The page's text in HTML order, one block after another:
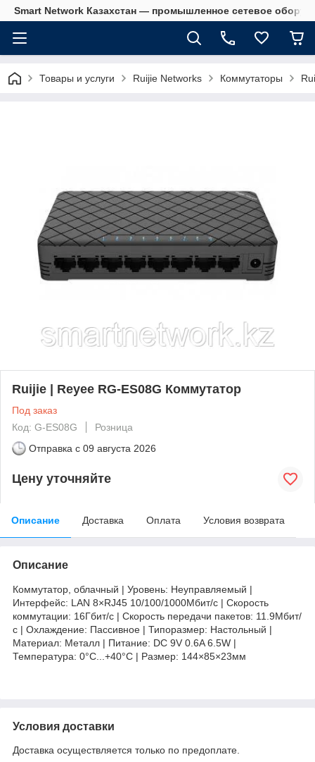
Smart Network Казахстан — промышленное сетевое
Товары и услуги Ruijie Networks Коммутаторы
Ruijie | Reyee RG-ES08G Коммутатор
Под заказ
Код: G-ES08G
Розница
Отправка с 09 августа 2026
Цену уточняйте
Описание Доставка Оплата Условия возврата
Описание
Коммутатор, облачный | Уровень: Неуправляемый |
Интерфейс: LAN 8×RJ45 10/100/1000Мбит/с | Скорость
коммутации: 16Гбит/с | Скорость передачи пакетов: 11.9Мбит/
с | Охлаждение: Пассивное | Типоразмер: Настольный |
Материал: Металл | Питание: DC 9V 0.6A 6.5W |
Температура: 0°C...+40°C | Размер: 144×85×23мм
Условия доставки
Доставка осуществляется только по предоплате.